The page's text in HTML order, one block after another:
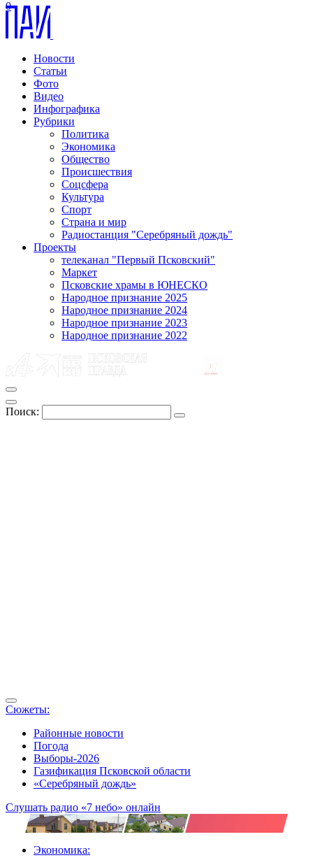
Новости
Статьи
Фото
Видео
Инфографика
Рубрики
Политика
Экономика
Общество
Происшествия
Соцсфера
Культура
Спорт
Страна и мир
Радиостанция "Серебряный дождь"
Проекты
телеканал "Первый Псковский"
Маркет
Псковские храмы в ЮНЕСКО
Народное признание 2025
Народное признание 2024
Народное признание 2023
Народное признание 2022
Поиск:
Сюжеты:
Районные новости
Погода
Выборы-2026
Газификация Псковской области
«Серебряный дождь»
Слушать радио «7 небо» онлайн
0
Экономика: